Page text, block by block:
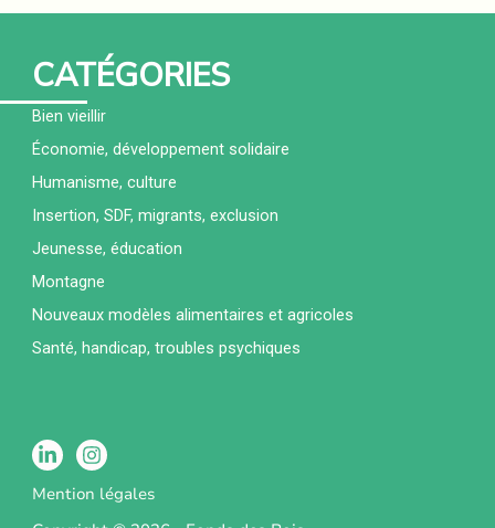
CATÉGORIES
Bien vieillir
Économie, développement solidaire
Humanisme, culture
Insertion, SDF, migrants, exclusion
Jeunesse, éducation
Montagne
Nouveaux modèles alimentaires et agricoles
Santé, handicap, troubles psychiques
Mention légales